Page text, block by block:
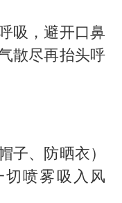
吸，避开口鼻
散尽再抬头呼
子、防晒衣）
喷雾吸入风